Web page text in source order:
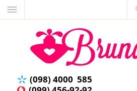
(098) 4000 585